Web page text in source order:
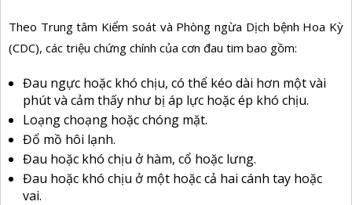
Theo Trung tâm Kiểm soát và Phòng ngừa Dịch bệnh Hoa Kỳ
(CDC), các triệu chứng chính của cơn đau tim bao gồm:
Đau ngực hoặc khó chịu, có thể kéo dài hơn một vài
phút và cảm thấy như bị áp lực hoặc ép khó chịu.
Loạng choạng hoặc chóng mặt.
Đổ mồ hôi lạnh.
Đau hoặc khó chịu ở hàm, cổ hoặc lưng.
Đau hoặc khó chịu ở một hoặc cả hai cánh tay hoặc
vai.